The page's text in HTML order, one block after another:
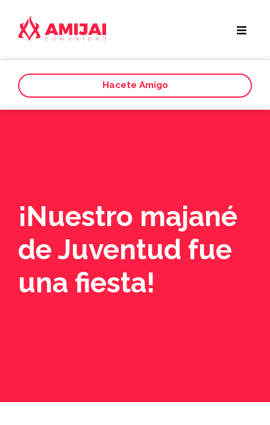
Hacete Amigo
¡Nuestro majané
de Juventud fue
una fiesta!